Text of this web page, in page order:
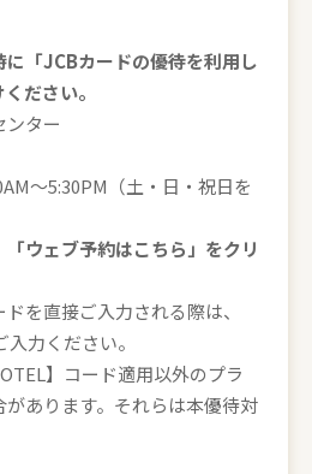
ーシャンビューグランドナビゲ
オーシャンフロントコーラルリー
ト
ラウンジ】
の「ボエジャー47クラブ・ラウ
ルタイムをお楽しみいただけま
・ラウンジ」の営業時間は変更
す。
リーフ・ワイキキ・ビーチ・リ
確認ください。
】
、1：00PMにチェックインが可
チェックイン時間は3：00PMと
に「JCBカードの優待を利用し
ださい。
ター
～5:30PM（土・日・祝日を
「ウェブ予約はこちら」をクリ
を直接ご入力される際は、
入力ください。
】コード適用以外のプラ
があります。それらは本優待対